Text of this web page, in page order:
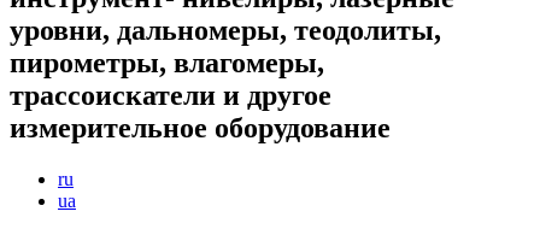
уровни, дальномеры, теодолиты,
пирометры, влагомеры,
трассоискатели и другое
измерительное оборудование
ru
ua